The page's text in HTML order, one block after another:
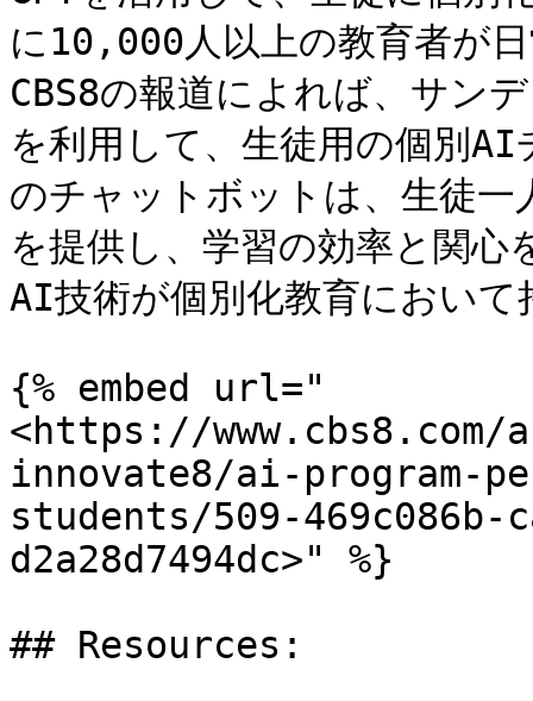
に10,000人以上の教育者が
CBS8の報道によれば、サン
を利用して、生徒用の個別
のチャットボットは、生徒
を提供し、学習の効率と関
AI技術が個別化教育におい
{% embed url="
<https://
innovate8/ai-program-
students/509-469c086b-
d2a28d7494dc>" %}
## Resources: